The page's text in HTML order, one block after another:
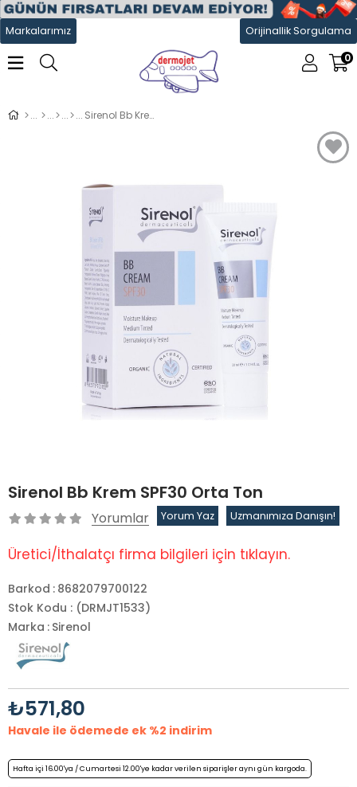
Markalarımız
Orijinallik Sorgulama
0
Sirenol Bb Krem SPF30 Orta Ton
Sirenol Bb Krem SPF30 Orta Ton
Yorumlar Yorum Yaz Uzmanımıza Danışın!
Üretici/İthalatçı firma bilgileri için tıklayın.
Barkod : 8682079700122
Stok Kodu
(DRMJT1533)
Marka : Sirenol
₺571,80
Havale ile ödemede ek %2 indirim
Hafta içi 16.00'ya / Cumartesi 12.00'ye kadar verilen siparişler aynı gün kargoda.